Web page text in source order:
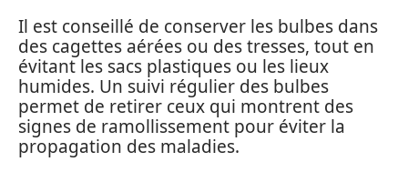
Il est conseillé de conserver les bulbes dans
des cagettes aérées ou des tresses, tout en
évitant les sacs plastiques ou les lieux
humides. Un suivi régulier des bulbes
permet de retirer ceux qui montrent des
signes de ramollissement pour éviter la
propagation des maladies.